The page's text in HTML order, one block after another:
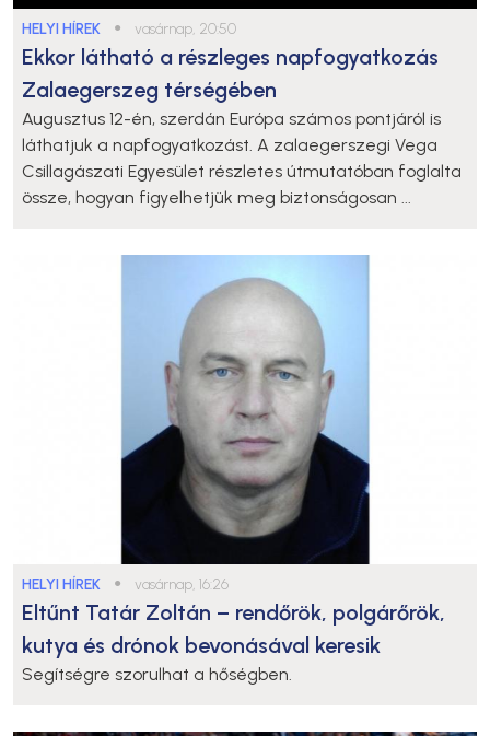
HELYI HÍREK ● vasárnap, 20:50
Ekkor látható a részleges napfogyatkozás
Zalaegerszeg térségében
Augusztus 12-én, szerdán Európa számos pontjáról is
láthatjuk a napfogyatkozást. A zalaegerszegi Vega
Csillagászati Egyesület részletes útmutatóban foglalta
össze, hogyan figyelhetjük meg biztonságosan ...
HELYI HÍREK ● vasárnap, 16:26
Eltűnt Tatár Zoltán – rendőrök, polgárőrök,
kutya és drónok bevonásával keresik
Segítségre szorulhat a hőségben.